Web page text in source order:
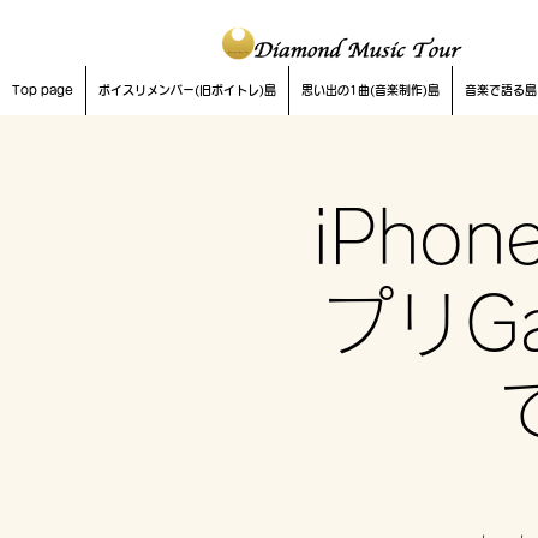
Top page ボイスリメンバー(旧ボイトレ)島 思い出の1曲(音楽制作)島 音楽で語る島
プリ